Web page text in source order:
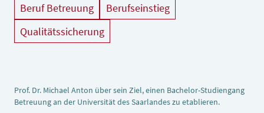
Beruf Betreuung
Berufseinstieg
Qualitätssicherung
Prof. Dr. Michael Anton über sein Ziel, einen Bachelor-Studiengang
Betreuung an der Universität des Saarlandes zu etablieren.